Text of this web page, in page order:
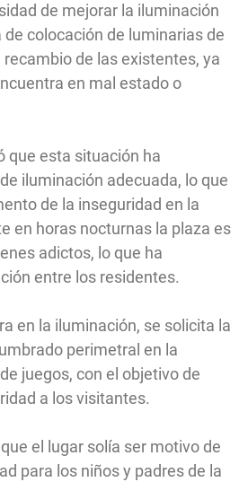
de mejorar la iluminación
de colocación de luminarias de
de las existentes, ya
en mal estado o
que esta situación ha
iluminación adecuada, lo que
de la inseguridad en la
en horas nocturnas la plaza es
adictos, lo que ha
entre los residentes.
en la iluminación, se solicita la
perimetral en la
juegos, con el objetivo de
a los visitantes.
el lugar solía ser motivo de
para los niños y padres de la